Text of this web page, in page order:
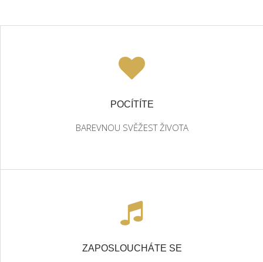
POCÍTÍTE
BAREVNOU SVĚŽEST ŽIVOTA
ZAPOSLOUCHÁTE SE